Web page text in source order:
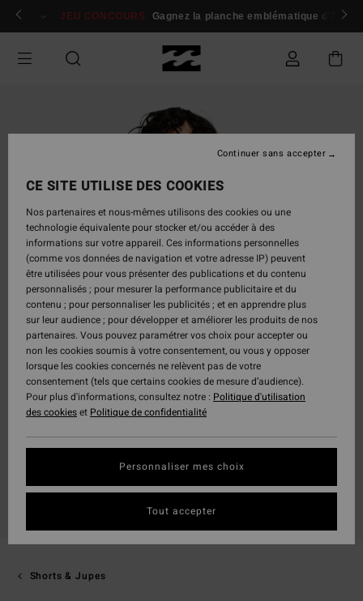
Passer
Se connecter / s'inscrire
JEU CONCOURS Gagnez la planche emblématique d'Andy
Shorts & Jupes
CE SITE UTILISE DES COOKIES
Nos partenaires et nous-mêmes utilisons des cookies ou une
technologie équivalente pour stocker et/ou accéder à des
informations sur votre appareil. Ces informations personnelles
(comme vos données de navigation et votre adresse IP) peuvent
être utilisées pour vous présenter des publications et du contenu
personnalisés ; pour mesurer la performance publicitaire et du
contenu ; pour personnaliser les publicités ; et en apprendre plus
sur leur audience ; pour développer et améliorer les produits de nos
partenaires. Vous pouvez paramétrer vos choix pour accepter ou
non les cookies soumis à votre consentement, ou vous y opposer
lorsque les cookies concernés ne relèvent pas de votre
consentement (tels que certains cookies de mesure d’audience).
Pour plus d'informations, consultez notre : Politique d'utilisation
des cookieset Politique de confidentialité
Personnaliser mes choix
Continuer sans accepter
Tout accepter